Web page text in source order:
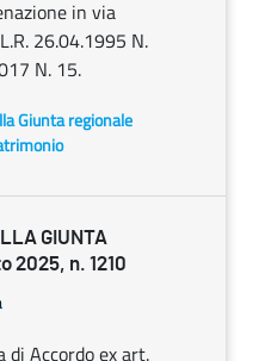
in via
26.04.1995 N.
N. 15.
Giunta regionale
GIUNTA
2025, n. 1210
di Accordo ex art.